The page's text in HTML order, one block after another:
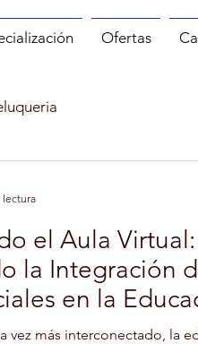
Ofertas
el Aula Virtual:
la Integración
en la
vez más interconectado, la
lectura